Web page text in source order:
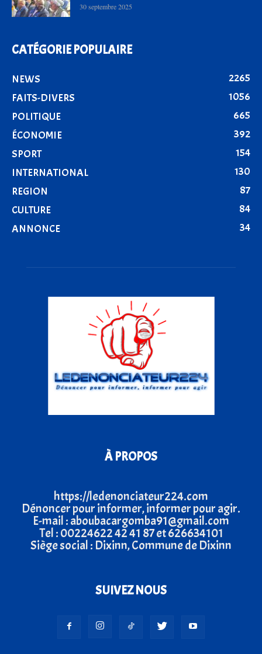
30 septembre 2025
CATÉGORIE POPULAIRE
NEWS
2265
FAITS-DIVERS
1056
POLITIQUE
665
ÉCONOMIE
392
SPORT
154
INTERNATIONAL
130
REGION
87
CULTURE
84
ANNONCE
34
À PROPOS
https://ledenonciateur224.com
Dénoncer pour informer, informer pour agir.
E-mail : aboubacargomba91@gmail.com
Tel : 00224622 42 41 87 et 626634101
Siège social : Dixinn, Commune de Dixinn
SUIVEZ NOUS